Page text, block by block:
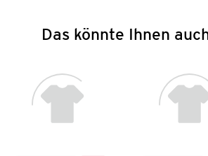
Das könnte Ihnen